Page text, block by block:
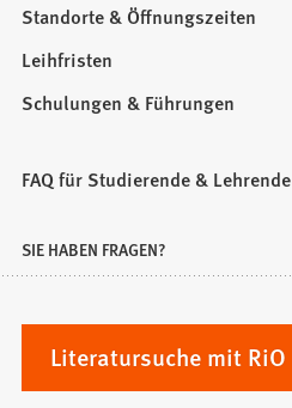
Standorte & Öffnungszeiten
Leihfristen
Schulungen & Führungen
FAQ für Studierende & Lehrende
SIE HABEN FRAGEN?
Literatursuche mit RiO